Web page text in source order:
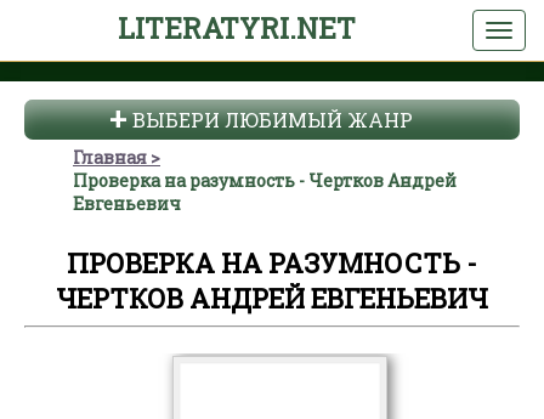
LITERATYRI.NET
ВЫБЕРИ ЛЮБИМЫЙ ЖАНР
Главная
Проверка на разумность - Чертков Андрей
Евгеньевич
ПРОВЕРКА НА РАЗУМНОСТЬ -
ЧЕРТКОВ АНДРЕЙ ЕВГЕНЬЕВИЧ